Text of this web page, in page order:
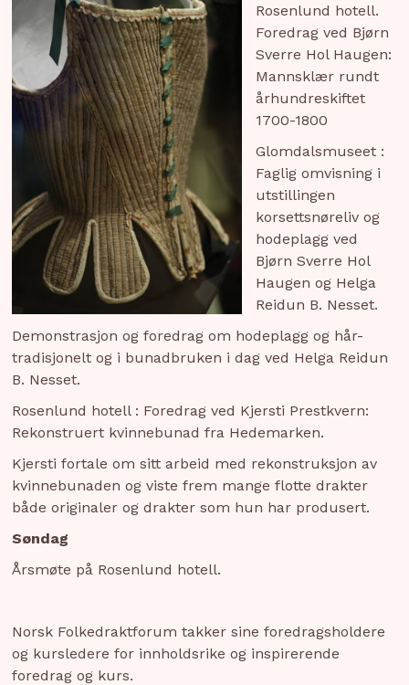
Rosenlund hotell.
Foredrag ved Bjørn
Sverre Hol Haugen:
Mannsklær rundt
århundreskiftet
1700-1800
Glomdalsmuseet :
Faglig omvisning i
utstillingen
korsettsnøreliv og
hodeplagg ved
Bjørn Sverre Hol
Haugen og Helga
Reidun B. Nesset.
Demonstrasjon og foredrag om hodeplagg og hår-
tradisjonelt og i bunadbruken i dag ved Helga Reidun
B. Nesset.
Rosenlund hotell : Foredrag ved Kjersti Prestkvern:
Rekonstruert kvinnebunad fra Hedemarken.
Kjersti fortale om sitt arbeid med rekonstruksjon av
kvinnebunaden og viste frem mange flotte drakter
både originaler og drakter som hun har produsert.
Søndag
Årsmøte på Rosenlund hotell.
Norsk Folkedraktforum takker sine foredragsholdere
og kursledere for innholdsrike og inspirerende
foredrag og kurs.